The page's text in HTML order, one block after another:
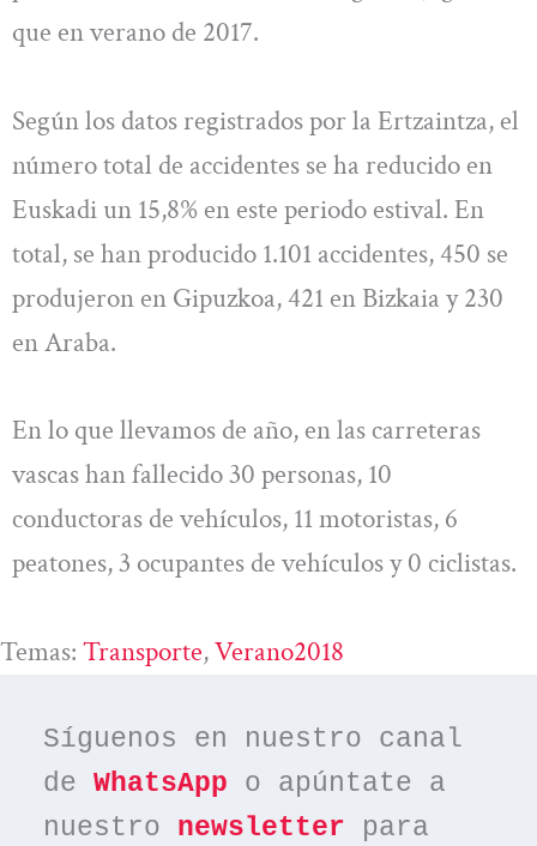
que en verano de 2017.
Según los datos registrados por la Ertzaintza, el
número total de accidentes se ha reducido en
Euskadi un 15,8% en este periodo estival. En
total, se han producido 1.101 accidentes, 450 se
produjeron en Gipuzkoa, 421 en Bizkaia y 230
en Araba.
En lo que llevamos de año, en las carreteras
vascas han fallecido 30 personas, 10
conductoras de vehículos, 11 motoristas, 6
peatones, 3 ocupantes de vehículos y 0 ciclistas.
Temas: Transporte, Verano2018
Síguenos en nuestro canal
de WhatsApp o apúntate a
nuestro newsletter para